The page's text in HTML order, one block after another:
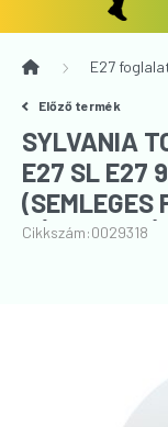
E27
Előző termék
SYLVANIA
E27 SL E27
(SEMLEGES
FÉNYFORRÁS
Cikkszám:0029318